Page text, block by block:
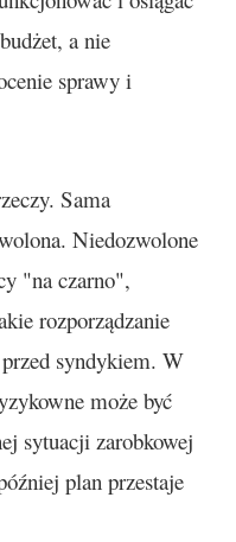
a nie
sprawy i
Sama
Niedozwolone
"na czarno",
rozporządzanie
syndykiem. W
może być
sytuacji zarobkowej
plan przestaje